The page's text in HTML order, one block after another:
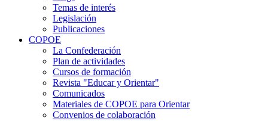
Temas de interés
Legislación
Publicaciones
COPOE
La Confederación
Plan de actividades
Cursos de formación
Revista "Educar y Orientar"
Comunicados
Materiales de COPOE para Orientar
Convenios de colaboración